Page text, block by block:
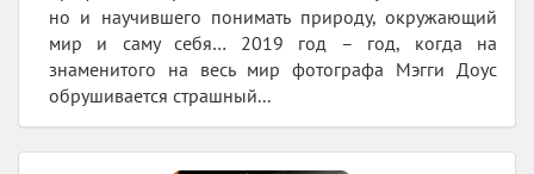
но и научившего понимать природу, окружающий
мир и саму себя… 2019 год – год, когда на
знаменитого на весь мир фотографа Мэгги Доус
обрушивается страшный...